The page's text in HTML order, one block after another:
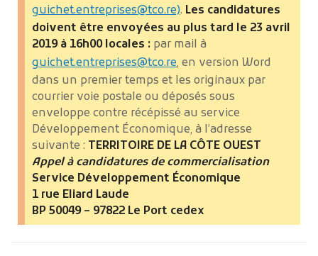
guichet.entreprises@tco.re). Les candidatures
doivent être envoyées au plus tard le 23 avril
2019 à 16h00 locales : par mail à
guichet.entreprises@tco.re, en version Word
dans un premier temps et les originaux par
courrier voie postale ou déposés sous
enveloppe contre récépissé au service
Développement Économique, à l’adresse
suivante : TERRITOIRE DE LA CÔTE OUEST
Appel à candidatures de commercialisation
Service Développement Économique
1 rue Eliard Laude
BP 50049 – 97822 Le Port cedex